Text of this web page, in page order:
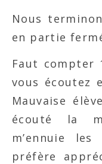
Nous
en partie
Faut compter
vous écoutez
Mauvaise
écouté la
m’ennuie
préfère